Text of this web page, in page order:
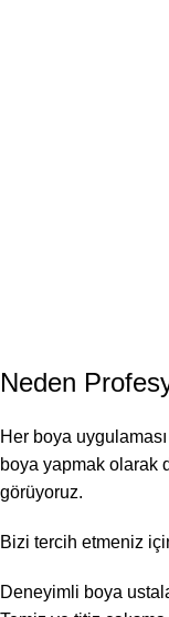
Neden
Her boya
boya yapmak olarak
görüyoruz.
Bizi tercih etmeniz
Deneyimli boya